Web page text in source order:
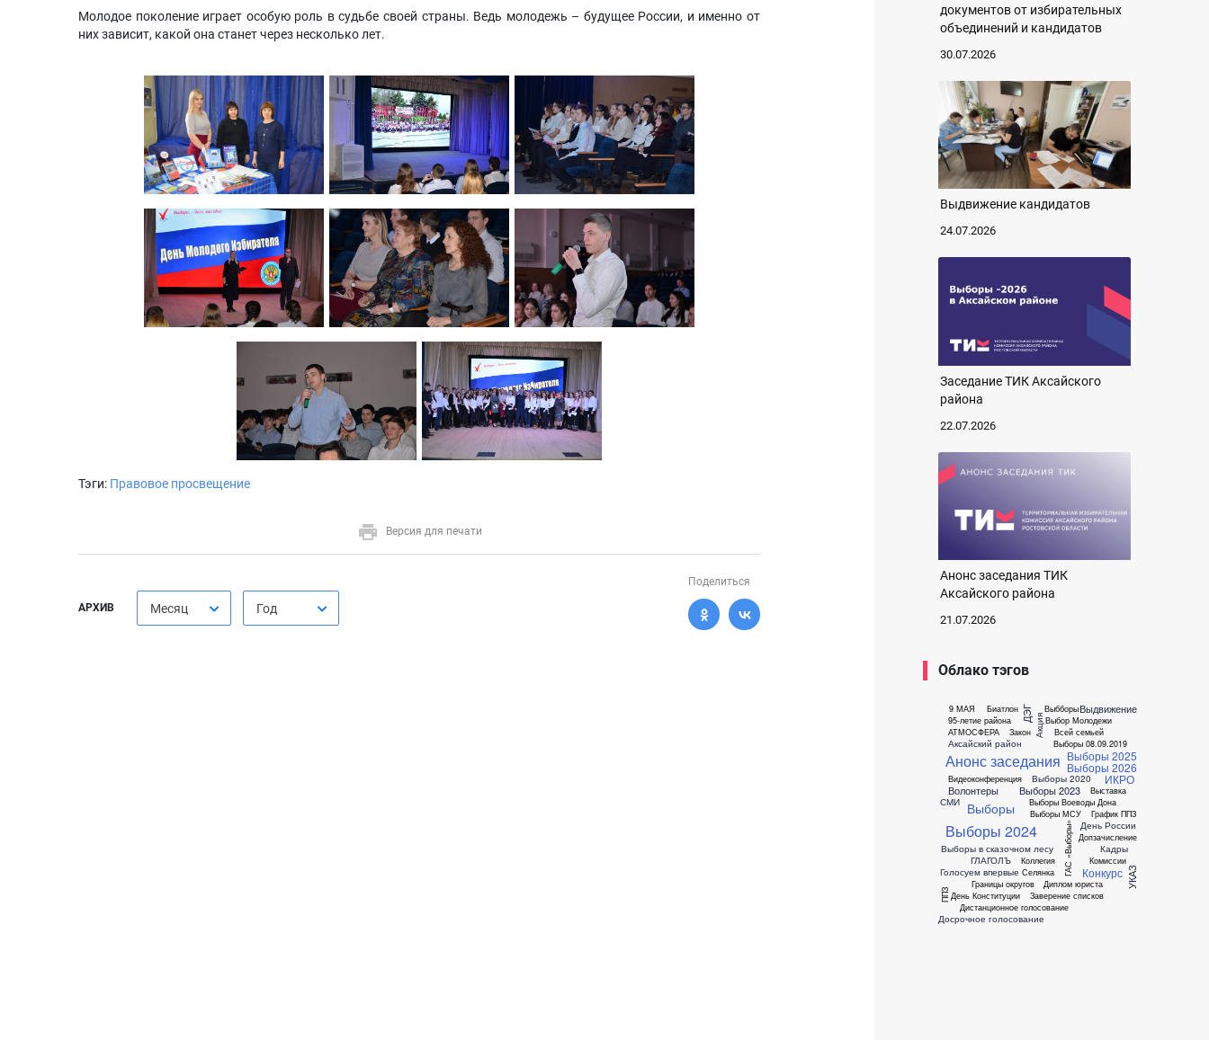
Молодое поколение играет особую роль в судьбе своей страны. Ведь молодежь – будущее России, и именно от
них зависит, какой она станет через несколько лет.
Тэги: Правовое просвещение
Версия для печати
АРХИВ Месяц Год
Поделиться
документов от избирательных
объединений и кандидатов
30.07.2026
Выдвижение кандидатов
24.07.2026
Заседание ТИК Аксайского
района
22.07.2026
Анонс заседания ТИК
Аксайского района
21.07.2026
Облако тэгов
9 МАЯ
95-летие района
АТМОСФЕРА
Аксайский район
Акция
Анонс заседания
Биатлон
Видеоконференция
Волонтеры
Всей семьей
Выбборы
Выбор Молодежи
Выборы
Выборы 08.09.2019
Выборы 2020
Выборы 2023
Выборы 2024
Выборы 2025
Выборы 2026
Выборы Воеводы Дона
Выборы МСУ
Выборы в сказочном лесу
Выдвижение
Выставка
ГАС «Выборы»
ГЛАГОЛЪ
Голосуем впервые
Границы округов
График ППЗ
ДЭГ
День Конституции
День России
Диплом юриста
Дистанционное голосование
Допзачисление
Досрочное голосование
Заверение списков
Закон
ИКРО
Кадры
Коллегия Комиссии
Конкурс
ППЗ
СМИ
Селянка УКАЗ